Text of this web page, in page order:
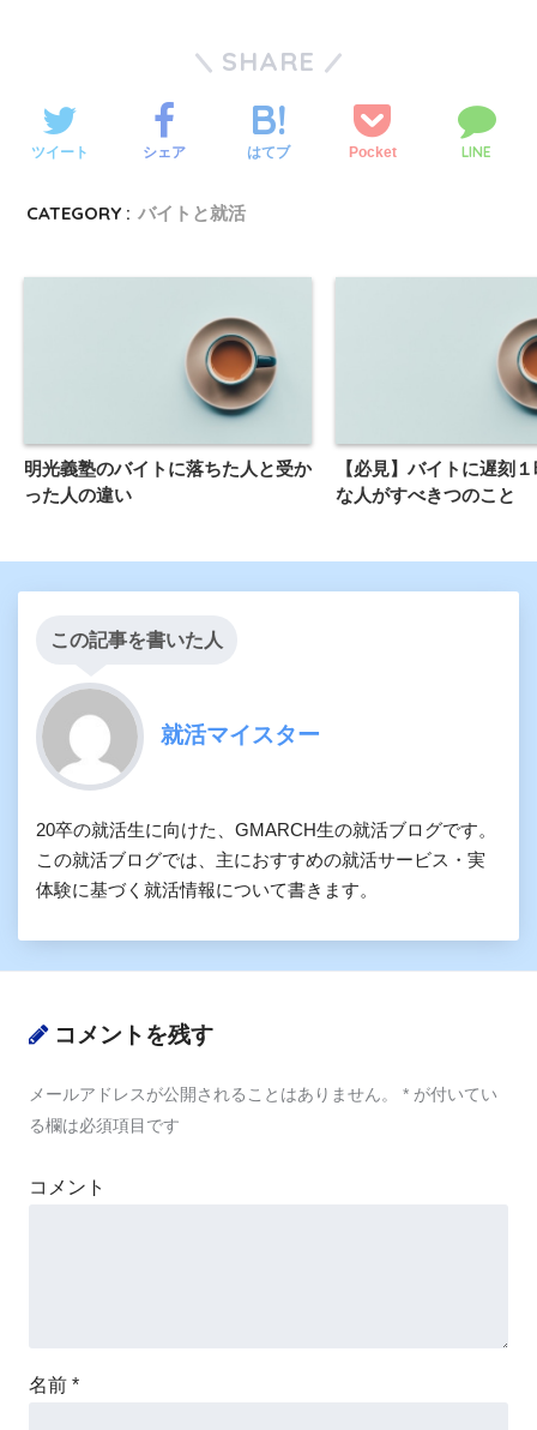
SHARE
ツイート シェア はてブ Pocket LINE
CATEGORY : バイトと就活
明光義塾のバイトに落ちた人と受か
った人の違い
【必見】バイトに遅刻
な人がすべきつのこと
この記事を書いた人
就活マイスター
20卒の就活生に向けた、GMARCH生の就活ブログです。
この就活ブログでは、主におすすめの就活サービス・実
体験に基づく就活情報について書きます。
コメントを残す
メールアドレスが公開されることはありません。 * が付いてい
る欄は必須項目です
コメント
名前 *